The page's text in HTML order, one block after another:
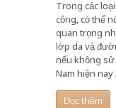
Trong các
công, có thể
quan trọng
lớp da và
nếu không
Nam hiện
Đọc thêm